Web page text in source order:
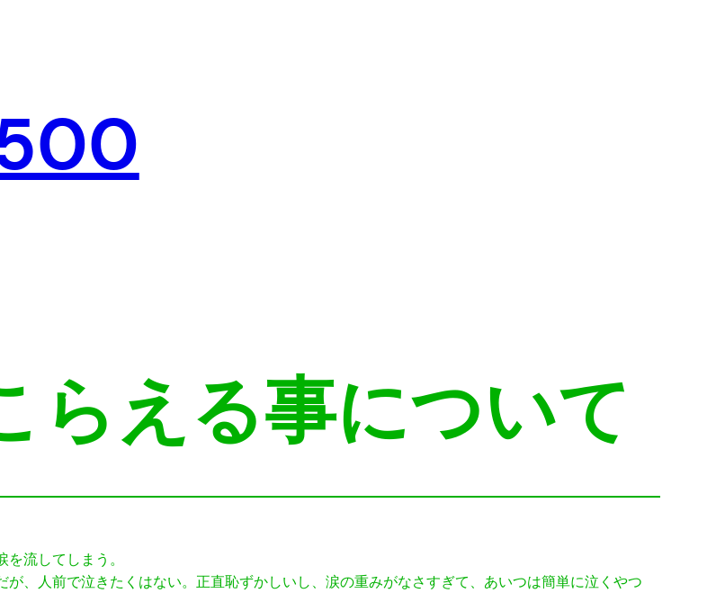
らえる事について
流してしまう。
、人前で泣きたくはない。正直恥ずかしいし、涙の重みがなさすぎて、あいつは簡単に泣くやつ